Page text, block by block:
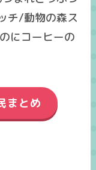
チ/動物の森ス
にコーヒーの
まとめ